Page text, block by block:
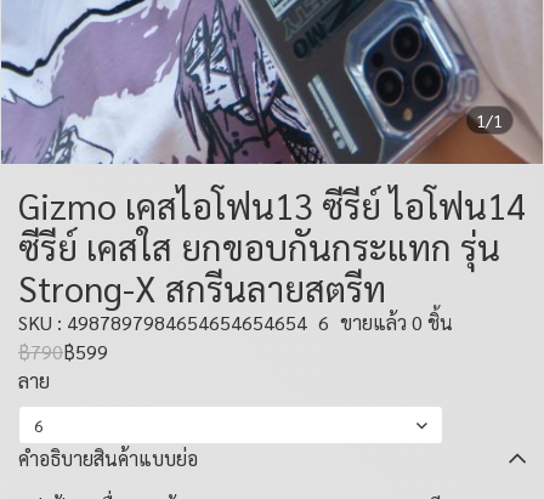
1/1
Gizmo เคสไอโฟน13 ซีรีย์ ไอโฟน14
ซีรีย์ เคสใส ยกขอบกันกระแทก รุ่น
Strong-X สกรีนลายสตรีท
SKU : 4987897984654654654654 6 ขายแล้ว 0 ชิ้น
฿790฿599
ลาย
6
คำอธิบายสินค้าแบบย่อ